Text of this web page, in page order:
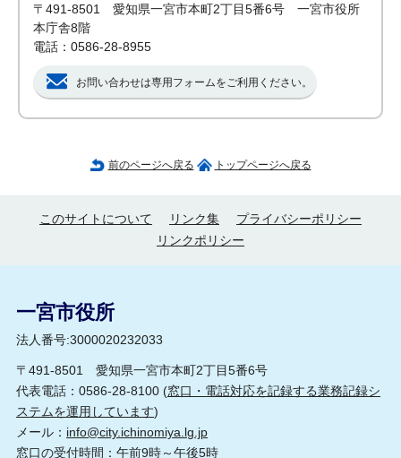
〒491-8501 愛知県一宮市本町2丁目5番6号 一宮市役所
本庁舎8階
電話：0586-28-8955
お問い合わせは専用フォームをご利用ください。
前のページへ戻る トップページへ戻る
このサイトについて リンク集
プライバシーポリシー
リンクポリシー
一宮市役所
法人番号:3000020232033
〒491-8501 愛知県一宮市本町2丁目5番6号
代表電話：0586-28-8100 (窓口・電話対応を記録する業務記録シ
ステムを運用しています)
メール： info@city.ichinomiya.lg.jp
窓口の受付時間：午前9時～午後5時